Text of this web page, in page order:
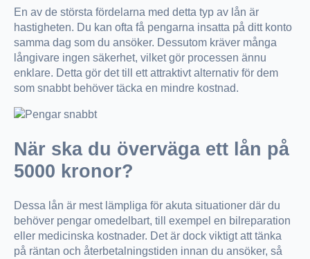
En av de största fördelarna med detta typ av lån är
hastigheten. Du kan ofta få pengarna insatta på ditt konto
samma dag som du ansöker. Dessutom kräver många
långivare ingen säkerhet, vilket gör processen ännu
enklare. Detta gör det till ett attraktivt alternativ för dem
som snabbt behöver täcka en mindre kostnad.
När ska du överväga ett lån på
5000 kronor?
Dessa lån är mest lämpliga för akuta situationer där du
behöver pengar omedelbart, till exempel en bilreparation
eller medicinska kostnader. Det är dock viktigt att tänka
på räntan och återbetalningstiden innan du ansöker, så